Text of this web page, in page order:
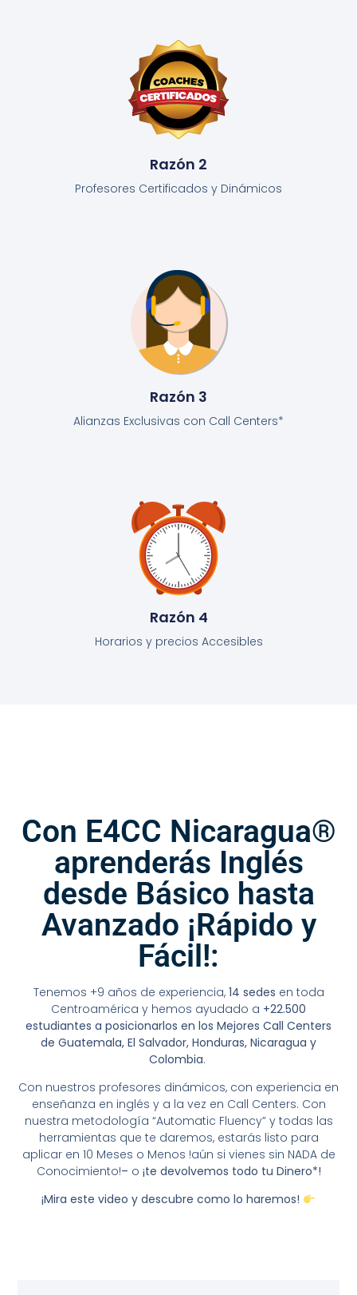
Razón 2
Profesores Certificados y Dinámicos
Razón 3
Alianzas Exclusivas con Call Centers*
Razón 4
Horarios y precios Accesibles
Con E4CC Nicaragua®
aprenderás Inglés
desde Básico hasta
Avanzado ¡Rápido y
Fácil!:
Tenemos +9 años de experiencia, 14 sedes en toda
Centroamérica y hemos ayudado a +22.500
estudiantes a posicionarlos en los Mejores Call Centers
de Guatemala, El Salvador, Honduras, Nicaragua y
Colombia.
Con nuestros profesores dinámicos, con experiencia en
enseñanza en inglés y a la vez en Call Centers. Con
nuestra metodología “Automatic Fluency” y todas las
herramientas que te daremos, estarás listo para
aplicar en 10 Meses o Menos !aún si vienes sin NADA de
Conocimiento!– o ¡te devolvemos todo tu Dinero*!
¡Mira este video y descubre como lo haremos!